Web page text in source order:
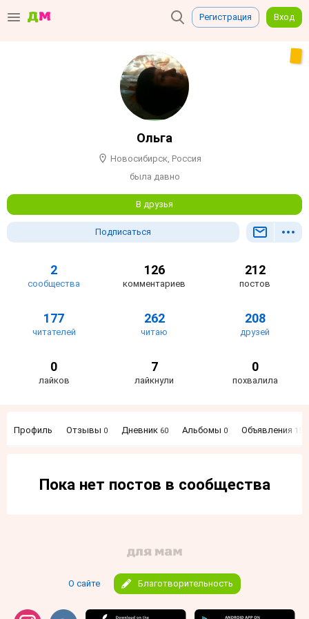
Регистрация Вход
Ольга
Новосибирск, Россия
была давно
В друзья
Подписаться
2
сообщества
126
комментариев
212
постов
177
читателей
262
читаю
208
друзей
0
лайков
7
лайкнули
0
похвалила
Профиль Отзывы 0 Дневник 60 Альбомы 0 Объявления 152
Пока нет постов в сообщества
О сайте Благотворительность